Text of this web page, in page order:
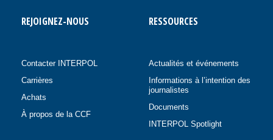
REJOIGNEZ-NOUS
Contacter INTERPOL
Carrières
Achats
À propos de la CCF
RESSOURCES
Actualités et événements
Informations à l’intention des
journalistes
Documents
INTERPOL Spotlight